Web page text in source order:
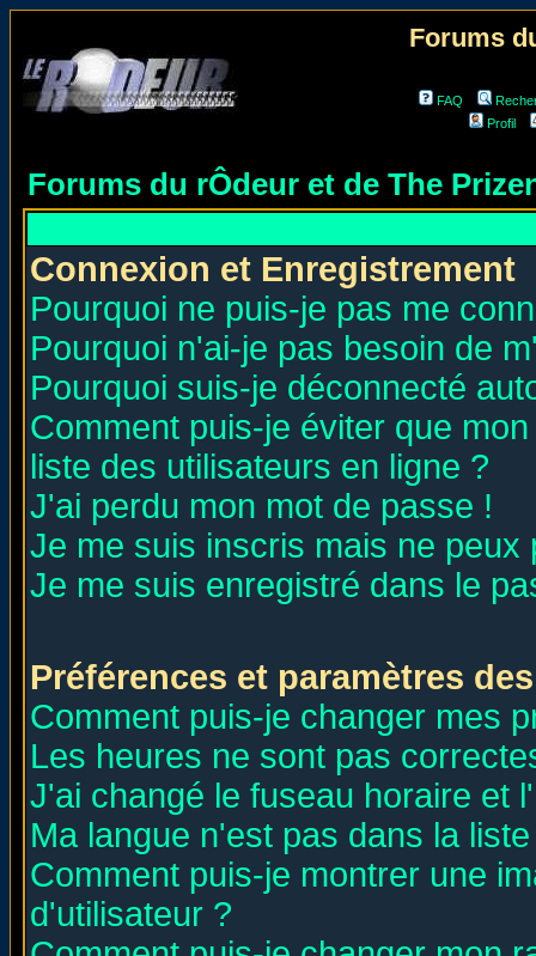
Forums
FAQ
Profil
Forums du rÔdeur et de The
Connexion et Enregistrement
Pourquoi ne puis-je pas me
Pourquoi n'ai-je pas besoin de
Pourquoi suis-je déconnecté
Comment puis-je éviter que
liste des utilisateurs en ligne ?
J'ai perdu mon mot de passe !
Je me suis inscris mais ne peux
Je me suis enregistré dans le
Préférences et paramètres
Comment puis-je changer mes
Les heures ne sont pas
J'ai changé le fuseau horaire et
Ma langue n'est pas dans la
Comment puis-je montrer une
d'utilisateur ?